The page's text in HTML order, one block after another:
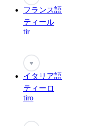
フランス語
ティール
tir
♥
イタリア語
ティーロ
tiro